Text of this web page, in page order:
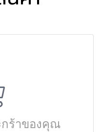
ร้าของคุณ